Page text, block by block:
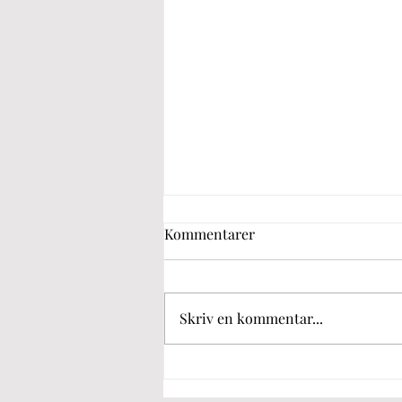
– välkommen till teamet
Kommentarer
Skriv en kommentar...